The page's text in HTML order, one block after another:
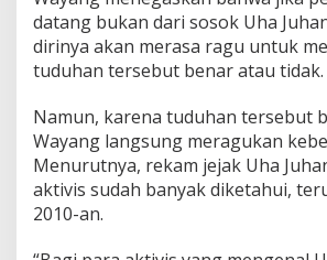
datang bukan dari sosok Uha
dirinya akan merasa ragu untuk
tuduhan tersebut benar atau tidak.
Namun, karena tuduhan tersebut
Wayang langsung meragukan
Menurutnya, rekam jejak Uha
aktivis sudah banyak diketahui,
2010-an.